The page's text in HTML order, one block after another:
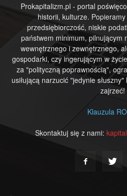
Prokapitalizm.pl - portal
historii, kulturze.
przedsiębiorczość, niskie
państwem minimum, pilnującym
wewnętrznego i zewnętrznego,
gospodarki, czy ingerującym w
za "polityczną poprawnością",
usiłującą narzucić "jedynie
zajrzeć!
Klauzula
Skontaktuj się z nami: